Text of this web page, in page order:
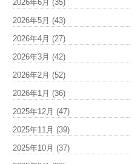
2026年6月 (35)
2026年5月 (43)
2026年4月 (27)
2026年3月 (42)
2026年2月 (52)
2026年1月 (36)
2025年12月 (47)
2025年11月 (39)
2025年10月 (37)